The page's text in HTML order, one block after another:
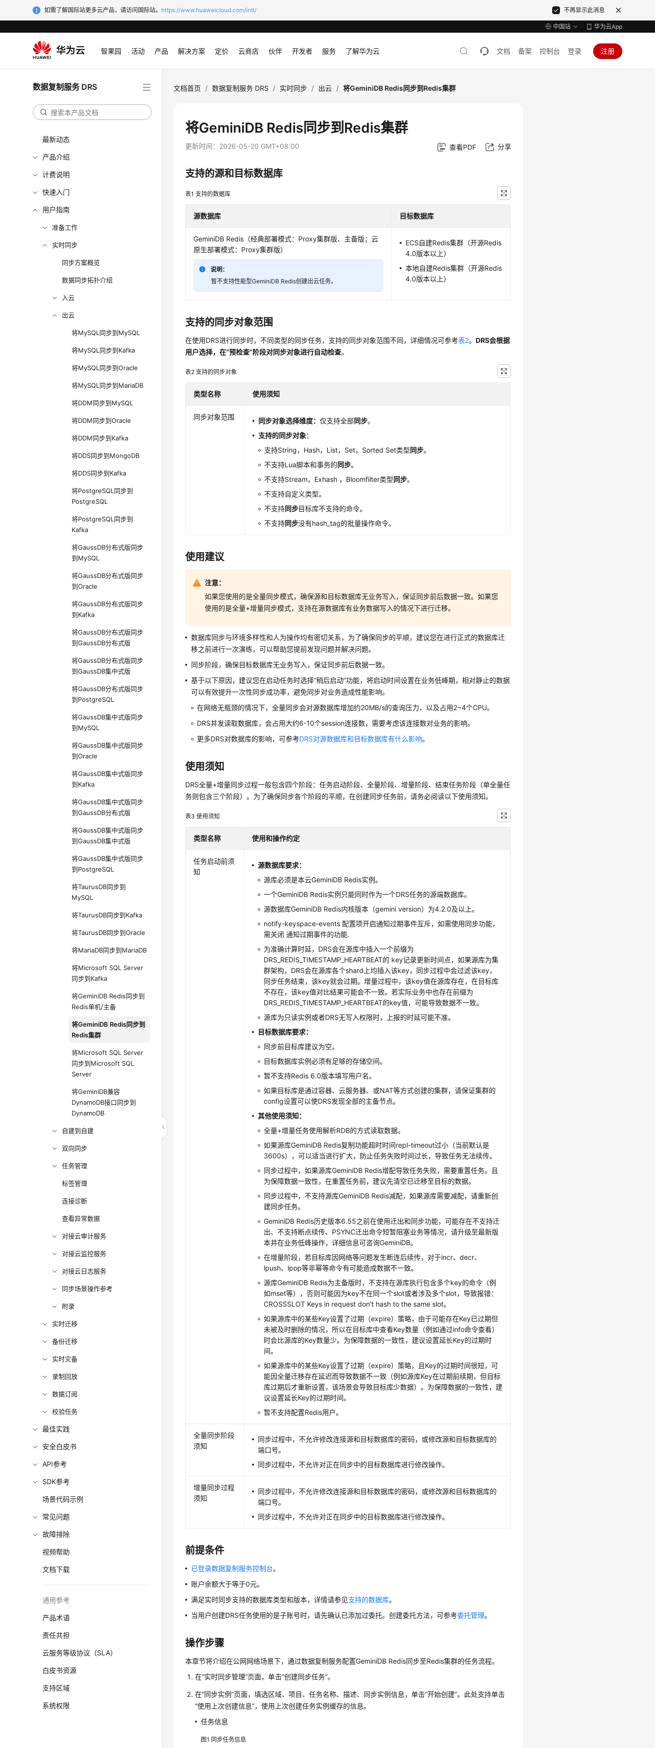
如需了解国际站更多云产品，请访问国际站。 https://www.huaweicloud.com/intl/ 不再显示此消息
中国站 华为云App
智果园 活动 产品 解决方案 定价 云商店 伙伴 开发者 服务 了解华为云 文档 备案 控制台 登录 注册
数据复制服务 DRS
最新动态
产品介绍
计费说明
快速入门
用户指南
准备工作
实时同步
同步方案概览
数据同步拓扑介绍
入云
出云
将MySQL同步到MySQL
将MySQL同步到Kafka
将MySQL同步到Oracle
将MySQL同步到MariaDB
将DDM同步到MySQL
将DDM同步到Oracle
将DDM同步到Kafka
将DDS同步到MongoDB
将DDS同步到Kafka
将PostgreSQL同步到
PostgreSQL
将PostgreSQL同步到
Kafka
将GaussDB分布式版同步
到MySQL
将GaussDB分布式版同步
到Oracle
将GaussDB分布式版同步
到Kafka
将GaussDB分布式版同步
到GaussDB分布式版
将GaussDB分布式版同步
到GaussDB集中式版
将GaussDB分布式版同步
到PostgreSQL
将GaussDB集中式版同步
到MySQL
将GaussDB集中式版同步
到Oracle
将GaussDB集中式版同步
到Kafka
将GaussDB集中式版同步
到GaussDB分布式版
将GaussDB集中式版同步
到GaussDB集中式版
将GaussDB集中式版同步
到PostgreSQL
将TaurusDB同步到
MySQL
将TaurusDB同步到Kafka
将TaurusDB同步到Oracle
将MariaDB同步到MariaDB
将Microsoft SQL Server
同步到Kafka
将GeminiDB Redis同步到
Redis单机/主备
将GeminiDB Redis同步到
Redis集群
将Microsoft SQL Server
同步到Microsoft SQL
Server
将GeminiDB兼容
DynamoDB接口同步到
DynamoDB
自建到自建
双向同步
任务管理
标签管理
连接诊断
查看异常数据
对接云审计服务
对接云监控服务
对接云日志服务
同步场景操作参考
附录
实时迁移
备份迁移
实时灾备
录制回放
数据订阅
校验任务
最佳实践
安全白皮书
API参考
SDK参考
场景代码示例
常见问题
故障排除
视频帮助
文档下载
通用参考
产品术语
责任共担
云服务等级协议（SLA）
白皮书资源
支持区域
系统权限
文档首页 / 数据复制服务 DRS / 实时同步 / 出云 / 将GeminiDB Redis同步到Redis集群
将GeminiDB Redis同步到Redis集群
更新时间： 2026-05-20 GMT+08:00 查看PDF 分享
支持的源和目标数据库
表1 支持的数据库
源数据库 目标数据库
GeminiDB Redis （经典部署模式：Proxy集群版、主备版；云
原生部署模式：Proxy集群版）
说明：
暂不支持性能型GeminiDB Redis创建出云任务。
ECS自建Redis集群（开源Redis
4.0版本以上）
本地自建Redis集群（开源Redis
4.0版本以上）
支持的同步对象范围
在使用DRS进行同步时，不同类型的同步任务，支持的同步对象范围不同，详细情况可参考表2。DRS会根据
用户选择，在“预检查”阶段对同步对象进行自动检查。
表2 支持的同步对象
类型名称 使用须知
同步对象范围 同步对象选择维度：仅支持全部同步。
支持的同步对象：
支持String，Hash，List，Set，Sorted Set类型同步。
不支持Lua脚本和事务的同步。
不支持Stream，Exhash ，Bloomfilter类型同步。
不支持自定义类型。
不支持同步目标库不支持的命令。
不支持同步没有hash_tag的批量操作命令。
使用建议
注意：
如果您使用的是全量同步模式，确保源和目标数据库无业务写入，保证同步前后数据一致。如果您
使用的是全量+增量同步模式，支持在源数据库有业务数据写入的情况下进行迁移。
数据库同步与环境多样性和人为操作均有密切关系，为了确保同步的平顺，建议您在进行正式的数据库迁
移之前进行一次演练，可以帮助您提前发现问题并解决问题。
同步阶段，确保目标数据库无业务写入，保证同步前后数据一致。
基于以下原因，建议您在启动任务时选择“稍后启动”功能，将启动时间设置在业务低峰期，相对静止的数据
可以有效提升一次性同步成功率，避免同步对业务造成性能影响。
在网络无瓶颈的情况下，全量同步会对源数据库增加约20MB/s的查询压力，以及占用2~4个CPU。
DRS并发读取数据库，会占用大约6-10个session连接数，需要考虑该连接数对业务的影响。
更多DRS对数据库的影响，可参考DRS对源数据库和目标数据库有什么影响。
使用须知
DRS全量+增量同步过程一般包含四个阶段：任务启动阶段、全量阶段、增量阶段、结束任务阶段（单全量任
务则包含三个阶段）。为了确保同步各个阶段的平顺，在创建同步任务前，请务必阅读以下使用须知。
表3使用须知
类型名称 使用和操作约定
任务启动前须
知
源数据库要求：
源库必须是本云GeminiDB Redis实例。
一个GeminiDB Redis实例只能同时作为一个DRS任务的源端数据库。
源数据库GeminiDB Redis内核版本（gemini version）为4.2.0及以上。
notify-keyspace-events 配置项开启通知过期事件互斥，如需使用同步功能，
需关闭 通知过期事件的功能.
为准确计算时延，DRS会在源库中插入一个前缀为
DRS_REDIS_TIMESTAMP_HEARTBEAT的 key记录更新时间点，如果源库为集
群架构，DRS会在源库各个shard上均插入该key，同步过程中会过滤该key，
同步任务结束，该key就会过期。增量过程中，该key值在源库存在，在目标库
不存在，该key值对比结果可能会不一致。若实际业务中也存在前缀为
DRS_REDIS_TIMESTAMP_HEARTBEAT的key值，可能导致数据不一致。
源库为只读实例或者DRS无写入权限时，上报的时延可能不准。
目标数据库要求：
同步前目标库建议为空。
目标数据库实例必须有足够的存储空间。
暂不支持Redis 6.0版本填写用户名。
如果目标库是通过容器、云服务器、或NAT等方式创建的集群，请保证集群的
config设置可以使DRS发现全部的主备节点。
其他使用须知：
全量+增量任务使用解析RDB的方式读取数据。
如果源库GeminiDB Redis复制功能超时时间repl-timeout过小（当前默认是
3600s），可以适当进行扩大，防止任务失败时间过长，导致任务无法续传。
同步过程中，如果源库GeminiDB Redis增配导致任务失败，需要重置任务。且
为保障数据一致性，在重置任务前，建议先清空已迁移至目标的数据。
同步过程中，不支持源库GeminiDB Redis减配，如果源库需要减配，请重新创
建同步任务。
GeminiDB Redis历史版本6.55之前在使用迁出和同步功能，可能存在不支持迁
出、不支持断点续传、PSYNC迁出命令短暂阻塞业务等情况，请升级至最新版
本并在业务低峰操作，详细信息可咨询GeminiDB。
在增量阶段，若目标库因网络等问题发生断连后续传，对于incr、decr、
lpush、lpop等非幂等命令有可能造成数据不一致。
源库GeminiDB Redis为主备版时，不支持在源库执行包含多个key的命令（例
如mset等），否则可能因为key不在同一个slot或者涉及多个slot，导致报错：
CROSSSLOT Keys in request don't hash to the same slot。
如果源库中的某些Key设置了过期（expire）策略，由于可能存在Key已过期但
未被及时删除的情况，所以在目标库中查看Key数量（例如通过info命令查看）
时会比源库的Key数量少。为保障数据的一致性，建议设置延长Key的过期时
间。
如果源库中的某些Key设置了过期（expire）策略，且Key的过期时间很短，可
能因全量迁移存在延迟而导致数据不一致（例如源库Key在过期前续期，但目标
库过期后才重新设置，该场景会导致目标库少数据）。为保障数据的一致性，建
议设置延长Key的过期时间。
暂不支持配置Redis用户。
全量同步阶段
须知
同步过程中，不允许修改连接源和目标数据库的密码，或修改源和目标数据库的
端口号。
同步过程中，不允许对正在同步中的目标数据库进行修改操作。
增量同步过程
须知
同步过程中，不允许修改连接源和目标数据库的密码，或修改源和目标数据库的
端口号。
同步过程中，不允许对正在同步中的目标数据库进行修改操作。
前提条件
已登录数据复制服务控制台。
账户余额大于等于0元。
满足实时同步支持的数据库类型和版本，详情请参见支持的数据库。
当用户创建DRS任务使用的是子账号时，请先确认已添加过委托。创建委托方法，可参考委托管理。
操作步骤
本章节将介绍在公网网络场景下，通过数据复制服务配置GeminiDB Redis同步至Redis集群的任务流程。
在“实时同步管理”页面，单击“创建同步任务”。
在“同步实例”页面，填选区域、项目、任务名称、描述、同步实例信息，单击“开始创建”。 此处支持单击
“使用上次创建信息”，使用上次创建任务实例缓存的信息。
任务信息
图1 同步任务信息